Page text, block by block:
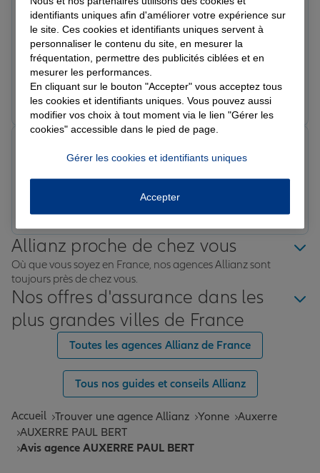
C’est rare de trouver un tel niveau de service
aujourd’hui. Je recommande vivement cette agence à
toute personne recherchant une assurance fiable avec
un accompagnement de qualité.
Note de 5 sur 5
Le 24/04/2026 - Agence AUXERRE PAUL BERT
Acceuil parfait. Merci Madame Gauthier pour votre
professionnalisme.
Sophie A.
Prendre un RDV Voir l'agence
Note de 5 sur 5
Prendre un RDV
Allianz proche de chez vous
Où que vous soyez en France, nos agences Allianz sont
toujours près de chez vous.
Nos offres d'assurance dans les
plus grandes villes de France
Toutes les agences Allianz de France
Tous nos guides et conseils Allianz
Accueil Trouver une agence Allianz Yonne Auxerre
AUXERRE PAUL BERT
Avis agence AUXERRE PAUL BERT
identifiants uniques afin d'améliorer votre expérience sur
le site. Ces cookies et identifiants uniques servent à
personnaliser le contenu du site, en mesurer la
fréquentation, permettre des publicités ciblées et en
mesurer les performances.
En cliquant sur le bouton "Accepter" vous acceptez tous
les cookies et identifiants uniques. Vous pouvez aussi
modifier vos choix à tout moment via le lien "Gérer les
cookies" accessible dans le pied de page.
Gérer les cookies et identifiants uniques
Accepter